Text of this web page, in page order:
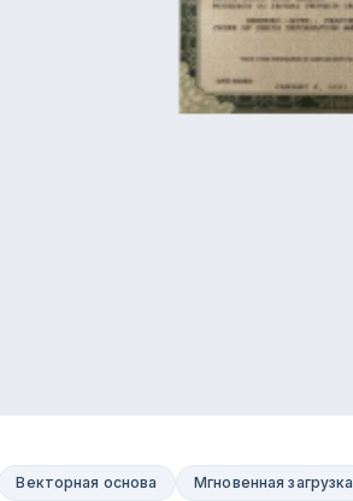
Векторная основа Мгновенная загрузка